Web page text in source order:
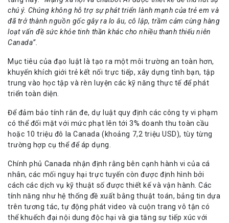
chú ý. Chúng không hỗ trợ sự phát triển lành mạnh của trẻ em và
đã trở thành nguồn gốc gây ra lo âu, cô lập, trầm cảm cùng hàng
loạt vấn đề sức khỏe tinh thần khác cho nhiều thanh thiếu niên
Canada”.
Mục tiêu của đạo luật là tạo ra một môi trường an toàn hơn,
khuyến khích giới trẻ kết nối trực tiếp, xây dựng tình bạn, tập
trung vào học tập và rèn luyện các kỹ năng thực tế để phát
triển toàn diện.
Để đảm bảo tính răn đe, dự luật quy định các công ty vi phạm
có thể đối mặt với mức phạt lên tới 3% doanh thu toàn cầu
hoặc 10 triệu đô la Canada (khoảng 7,2 triệu USD), tùy từng
trường hợp cụ thể để áp dụng.
Chính phủ Canada nhận định rằng bên cạnh hành vi của cá
nhân, các mối nguy hại trực tuyến còn được định hình bởi
cách các dịch vụ kỹ thuật số được thiết kế và vận hành. Các
tính năng như hệ thống đề xuất bằng thuật toán, bảng tin dựa
trên tương tác, tự động phát video và cuộn trang vô tận có
thể khuếch đại nội dung độc hại và gia tăng sự tiếp xúc với